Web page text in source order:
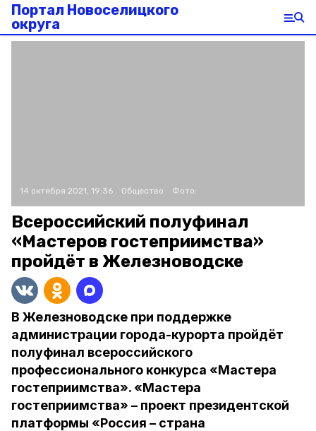
Портал Новоселицкого
округа
14 октября 2021, 19:36 Общество Фото:
Всероссийский полуфинал
«Мастеров гостеприимства»
пройдёт в Железноводске
В Железноводске при поддержке
администрации города-курорта пройдёт
полуфинал всероссийского
профессионального конкурса «Мастера
гостеприимства». «Мастера
гостеприимства» – проект президентской
платформы «Россия – страна